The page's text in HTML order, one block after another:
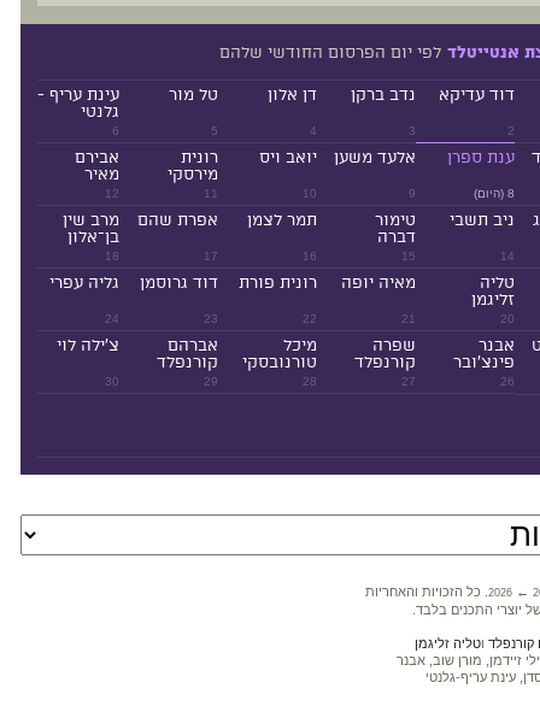
אנטייטלד לפי יום הפרסום החודשי שלהם
2
דוד עדיקא
3
נדב ברקן
4
דן אלון
5
טל מור
6
עינת עריף -
גלנטי
8 (היום)
ענת ספרן
9
אלעד משען
10
יואב ויס
11
רונית
מירסקי
12
אבירם
מאיר
14
ניב תשבי
15
טימור
דברה
16
תמר לצמן
17
אפרת שהם
18
מרב שין
בן־אלון
20
טליה
זליגמן
21
מאיה יופה
22
רונית פורת
23
דוד גרוסמן
24
גליה עפרי
26
אבנר
פינצ'ובר
27
שפרה
קורנפלד
28
מיכל
טורנובסקי
29
אברהם
קורנפלד
30
צ'ילה לוי
2026 ←
. כל הזכויות והאחריות
יוצרי התכנים בלבד.
וטליה זליגמן
זיידמן, מורן שוב, אבנר
עינת עריף-גלנטי